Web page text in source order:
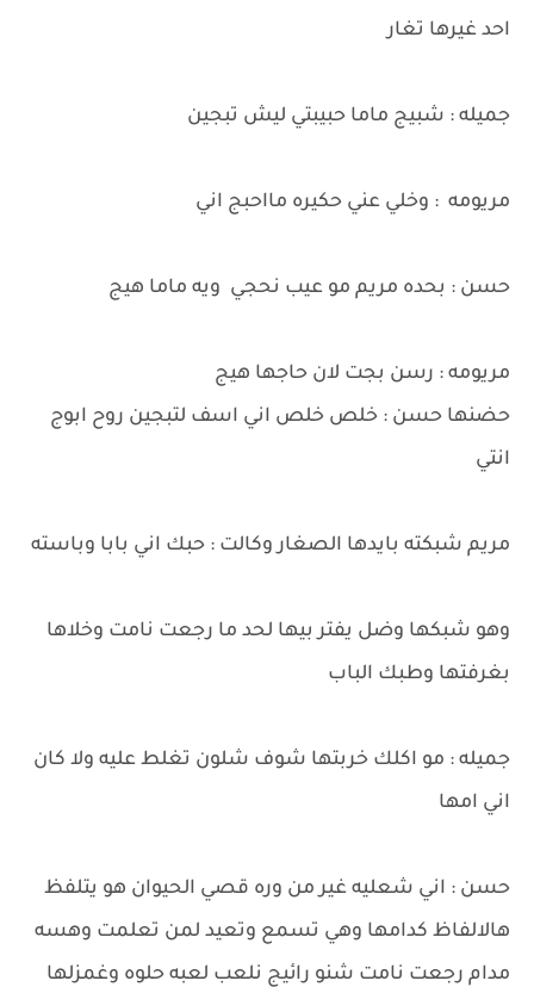
احد غيرها تغار
جميله : شبيج ماما حبيبتي ليش تبجين
مريومه : وخلي عني حكيره مااحبج اني
حسن : بحده مريم مو عيب نحجي ويه ماما هيج
مريومه : رسن بجت لان حاجها هيج
حضنها حسن : خلص خلص اني اسف لتبجين روح ابوج
انتي
مريم شبكته بايدها الصغار وكالت : حبك اني بابا وباسته
وهو شبكها وضل يفتر بيها لحد ما رجعت نامت وخلاها
بغرفتها وطبك الباب
جميله : مو اكلك خربتها شوف شلون تغلط عليه ولا كان
اني امها
حسن : اني شعليه غير من وره قصي الحيوان هو يتلفظ
هالالفاظ كدامها وهي تسمع وتعيد لمن تعلمت وهسه
مدام رجعت نامت شنو رائيج نلعب لعبه حلوه وغمزلها